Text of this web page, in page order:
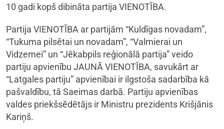
10 gadi kopš dibināta partija VIENOTĪBA.
Partija VIENOTĪBA ar partijām “Kuldīgas novadam”,
“Tukuma pilsētai un novadam”, “Valmierai un
Vidzemei” un “Jēkabpils reģionālā partija” veido
partiju apvienību JAUNĀ VIENOTĪBA, savukārt ar
“Latgales partiju” apvienībai ir ilgstoša sadarbība kā
pašvaldību, tā Saeimas darbā. Partiju apvienības
valdes priekšsēdētājs ir Ministru prezidents Krišjānis
Kariņš.